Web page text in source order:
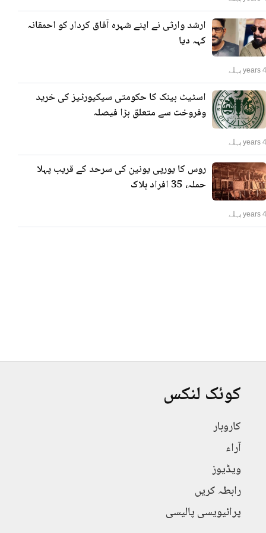
ارشد وارثی نے اپنے شہرہ آفاق کردار کو احمقانہ
کہہ دیا
4 years پہلے
اسٹیٹ بینک کا حکومتی سیکیورٹیز کی خرید
وفروخت سے متعلق بڑا فیصلہ
4 years پہلے
روس کا یورپی یونین کی سرحد کے قریب پہلا
حملہ، 35 افراد ہلاک
4 years پہلے
کوئک لنکس
کاروبار
آراء
ویڈیوز
رابطہ کریں
پرائیویسی پالیسی